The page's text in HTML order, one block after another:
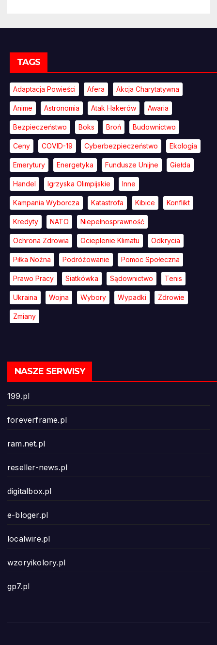
TAGS
Adaptacja Powieści Afera Akcja Charytatywna
Anime Astronomia Atak Hakerów Awaria
Bezpieczeństwo Boks Broń Budownictwo
Ceny COVID-19 Cyberbezpieczeństwo Ekologia
Emerytury Energetyka Fundusze Unijne Giełda
Handel Igrzyska Olimpijskie Inne
Kampania Wyborcza Katastrofa Kibice Konflikt
Kredyty NATO Niepełnosprawność
Ochrona Zdrowia Ocieplenie Klimatu Odkrycia
Piłka Nożna Podróżowanie Pomoc Społeczna
Prawo Pracy Siatkówka Sądownictwo Tenis
Ukraina Wojna Wybory Wypadki Zdrowie
Zmiany
NASZE SERWISY
199.pl
foreverframe.pl
ram.net.pl
reseller-news.pl
digitalbox.pl
e-bloger.pl
localwire.pl
wzoryikolory.pl
gp7.pl